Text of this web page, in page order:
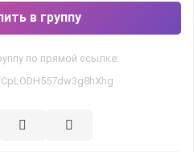
в группу
по прямой ссылке: